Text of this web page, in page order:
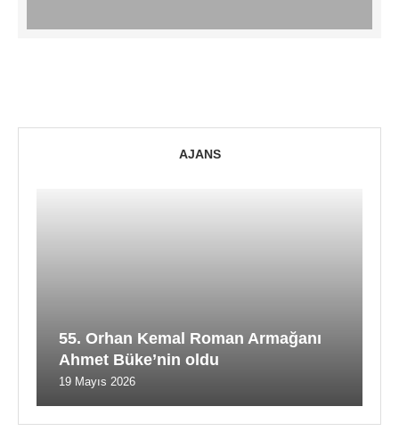
AJANS
55. Orhan Kemal Roman Armağanı
Ahmet Büke’nin oldu
19 Mayıs 2026